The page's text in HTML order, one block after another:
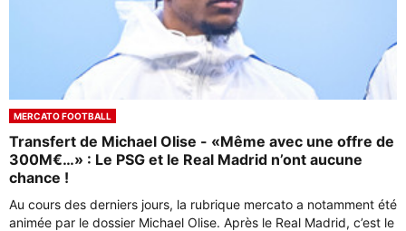
MERCATO FOOTBALL
Transfert de Michael Olise - «Même avec une offre de
300M€…» : Le PSG et le Real Madrid n’ont aucune
chance !
Au cours des derniers jours, la rubrique mercato a notamment été
animée par le dossier Michael Olise. Après le Real Madrid, c’est le